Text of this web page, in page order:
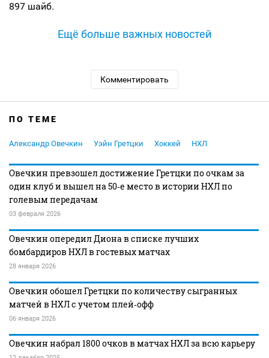
897 шайб.
Ещё больше важных новостей
Комментировать
ПО ТЕМЕ
Александр Овечкин Уэйн Гретцки Хоккей НХЛ
Овечкин превзошел достижение Гретцки по очкам за
один клуб и вышел на 50‑е место в истории НХЛ по
голевым передачам
03 февраля 2026
Овечкин опередил Диона в списке лучших
бомбардиров НХЛ в гостевых матчах
28 января 2026
Овечкин обошел Гретцки по количеству сыгранных
матчей в НХЛ с учетом плей‑офф
06 января 2026
Овечкин набрал 1800 очков в матчах НХЛ за всю карьеру